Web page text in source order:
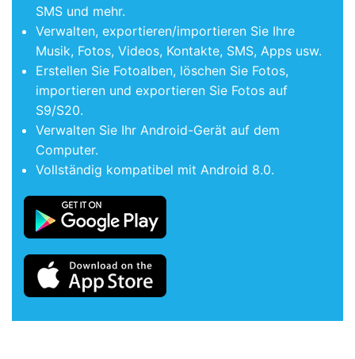
SMS und mehr.
Verwalten, exportieren/importieren Sie Ihre
Musik, Fotos, Videos, Kontakte, SMS, Apps usw.
Erstellen Sie Fotoalben, löschen Sie Fotos,
importieren und exportieren Sie Fotos auf
S9/S20.
Verwalten Sie Ihr Android-Gerät auf dem
Computer.
Vollständig kompatibel mit Android 8.0.